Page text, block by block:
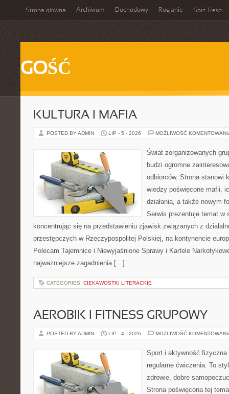
Strona główna Archiwum Dochodowy Rosjanie Spis Treści
GOŚĆ
KULTURA I MAFIA
POSTED BY ADMIN LIP - 5 - 2026 MOŻLIWOŚĆ
Świat zorganizowanych
budzi ogromne
odbiorców. Strona stanowi
wiedzy poświęcone mafii,
działania, a także nowym
Serwis prezentuje temat w
koncentrując się na przedstawieniu zjawisk związanych z
przestępczych w Rzeczypospolitej Polskiej, na kontynencie
Polecam Tajemnice i Niewyjaśnione Sprawy i Kartele
najważniejsze zagadnienia […]
CATEGORIES: CIEKAWOSTKI LITERACKIE
AEROBIK I FITNESS GRUPOWY
POSTED BY ADMIN LIP - 4 - 2026 MOŻLIWOŚĆ
Sport i aktywność
regularne ćwiczenia. To
zdrowie, dobre
Strona poświęcona tej